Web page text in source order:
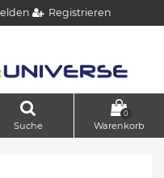
Registrieren
Suche
0
Warenkorb